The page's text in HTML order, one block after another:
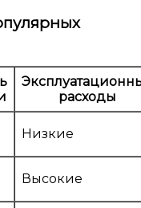
расходы
Низкие
Высокие